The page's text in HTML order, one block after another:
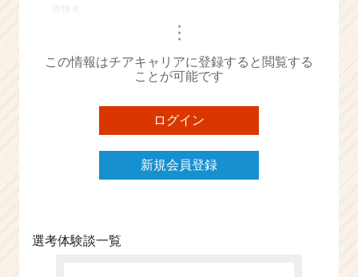
ら
ス
ト
が
届
く
面接名
・・・
この情報はチアキャリアに登録すると閲覧する
ことが可能です
ログイン
新規会員登録
選考体験談一覧